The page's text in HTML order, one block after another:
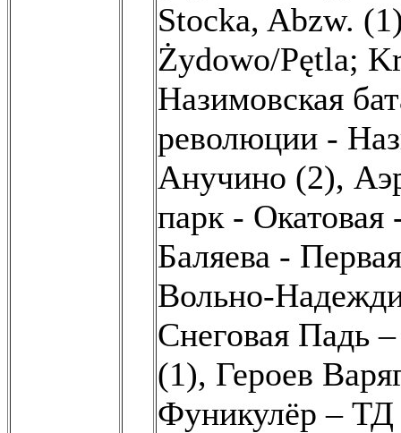
Stocka, Abzw.
Żydowo/Pętla;
Назимовская
революции -
Анучино (2),
парк - Окатовая
Баляева -
Вольно-
Снеговая Падь
(1), Героев
Фуникулёр – ТД